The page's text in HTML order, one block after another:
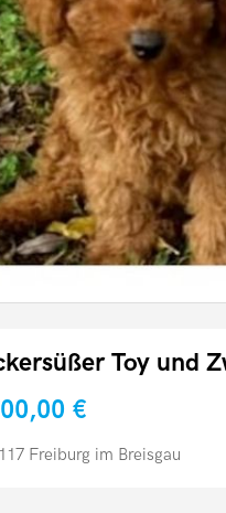
Toy und
€
Freiburg im Breisgau